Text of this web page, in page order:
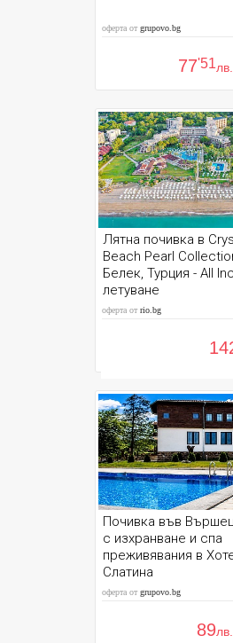
оферта отgrupovo.bg
77'51лв.
Лятна почивка в
Beach Pearl
Белек, Турция - All
летуване
оферта отrio.bg
Почивка във
с изхранване и спа
преживявания в
Слатина
оферта отgrupovo.bg
89лв.